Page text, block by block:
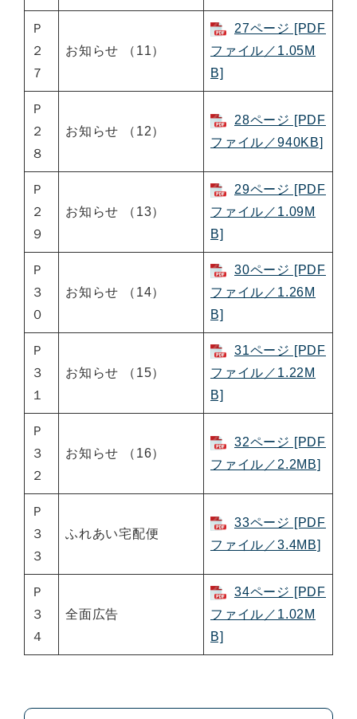
Ｐ
２
７
お知らせ （11）
27ページ [PDF
ファイル／1.05M
B]
Ｐ
２
８
お知らせ （12）
28ページ [PDF
ファイル／940KB]
Ｐ
２
９
お知らせ （13）
29ページ [PDF
ファイル／1.09M
B]
Ｐ
３
０
お知らせ （14）
30ページ [PDF
ファイル／1.26M
B]
Ｐ
３
１
お知らせ （15）
31ページ [PDF
ファイル／1.22M
B]
Ｐ
３
２
お知らせ （16）
32ページ [PDF
ファイル／2.2MB]
Ｐ
３
３
ふれあい宅配便
33ページ [PDF
ファイル／3.4MB]
Ｐ
３
４
全面広告
34ページ [PDF
ファイル／1.02M
B]